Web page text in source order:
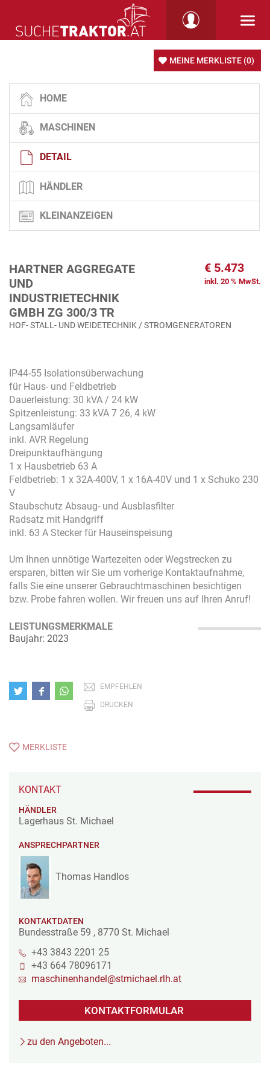
MEINE MERKLISTE (0)
HOME
MASCHINEN
DETAIL
HÄNDLER
KLEINANZEIGEN
HARTNER AGGREGATE
UND
INDUSTRIETECHNIK
GMBH ZG 300/3 TR
€ 5.473
inkl. 20 % MwSt.
HOF- STALL- UND WEIDETECHNIK / STROMGENERATOREN
IP44-55 Isolationsüberwachung
für Haus- und Feldbetrieb
Dauerleistung: 30 kVA / 24 kW
Spitzenleistung: 33 kVA 7 26, 4 kW
Langsamläufer
inkl. AVR Regelung
Dreipunktaufhängung
1 x Hausbetrieb 63 A
Feldbetrieb: 1 x 32A-400V, 1 x 16A-40V und 1 x Schuko 230
V
Staubschutz Absaug- und Ausblasfilter
Radsatz mit Handgriff
inkl. 63 A Stecker für Hauseinspeisung
Um Ihnen unnötige Wartezeiten oder Wegstrecken zu
ersparen, bitten wir Sie um vorherige Kontaktaufnahme,
falls Sie eine unserer Gebrauchtmaschinen besichtigen
bzw. Probe fahren wollen. Wir freuen uns auf Ihren Anruf!
LEISTUNGSMERKMALE
Baujahr: 2023
EMPFEHLEN
DRUCKEN
MERKLISTE
KONTAKT
HÄNDLER
Lagerhaus St. Michael
ANSPRECHPARTNER
Thomas Handlos
KONTAKTDATEN
Bundesstraße 59 , 8770 St. Michael
+43 3843 2201 25
+43 664 78096171
maschinenhandel@stmichael.rlh.at
KONTAKTFORMULAR
zu den Angeboten...